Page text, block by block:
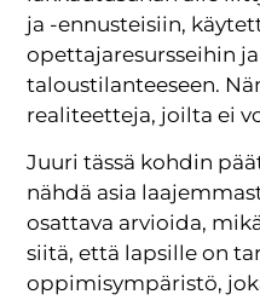
ja -ennusteisiin,
opettajaresursseihin
taloustilanteeseen.
realiteetteja, joilta ei
Juuri tässä kohdin
nähdä asia
osattava arvioida,
siitä, että lapsille on
oppimisympäristö,